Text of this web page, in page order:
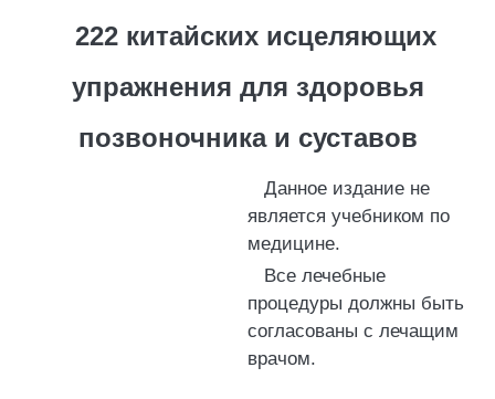
222 китайских исцеляющих
упражнения для здоровья
позвоночника и суставов
Данное издание не
является учебником по
медицине.
Все лечебные
процедуры должны быть
согласованы с лечащим
врачом.